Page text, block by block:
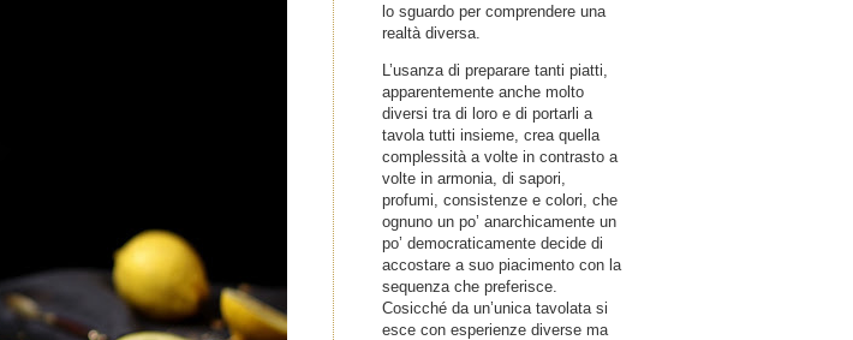
lo sguardo per comprendere una
realtà diversa.
L’usanza di preparare tanti piatti,
apparentemente anche molto
diversi tra di loro e di portarli a
tavola tutti insieme, crea quella
complessità a volte in contrasto a
volte in armonia, di sapori,
profumi, consistenze e colori, che
ognuno un po’ anarchicamente un
po’ democraticamente decide di
accostare a suo piacimento con la
sequenza che preferisce.
Cosicché da un’unica tavolata si
esce con esperienze diverse ma